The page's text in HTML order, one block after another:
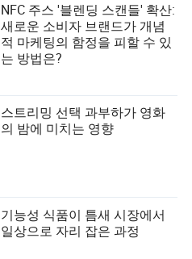
NFC 주스 '블렌딩 스캔들' 확산:
새로운 소비자 브랜드가 개념
적 마케팅의 함정을 피할 수 있
는 방법은?
스트리밍 선택 과부하가 영화
의 밤에 미치는 영향
기능성 식품이 틈새 시장에서
일상으로 자리 잡은 과정